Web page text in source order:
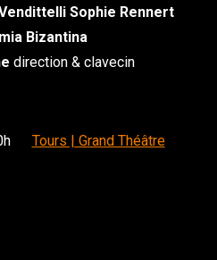
Sophie Rennert
Bizantina
direction & clavecin
Tours | Grand Théâtre